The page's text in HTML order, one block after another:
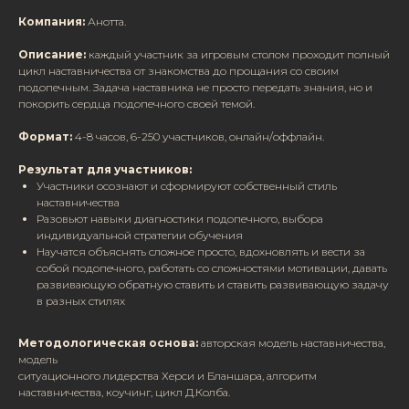
Компания: Анотта.
Описание: каждый участник за игровым столом проходит полный
цикл наставничества от знакомства до прощания со своим
подопечным. Задача наставника не просто передать знания, но и
покорить сердца подопечного своей темой.
Формат: 4-8 часов, 6-250 участников, онлайн/оффлайн.
Результат для участников:
Участники осознают и сформируют собственный стиль
наставничества
Разовьют навыки диагностики подопечного, выбора
индивидуальной стратегии обучения
Научатся объяснять сложное просто, вдохновлять и вести за
собой подопечного, работать со сложностями мотивации, давать
развивающую обратную ставить и ставить развивающую задачу
в разных стилях
Методологическая основа: авторская модель наставничества,
модель
ситуационного лидерства Херси и Бланшара, алгоритм
наставничества, коучинг, цикл Д.Колба.